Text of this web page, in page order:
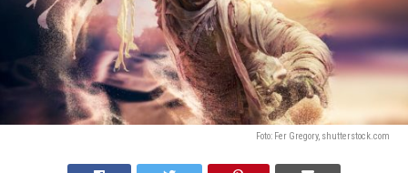
Foto: Fer Gregory, shutterstock.com